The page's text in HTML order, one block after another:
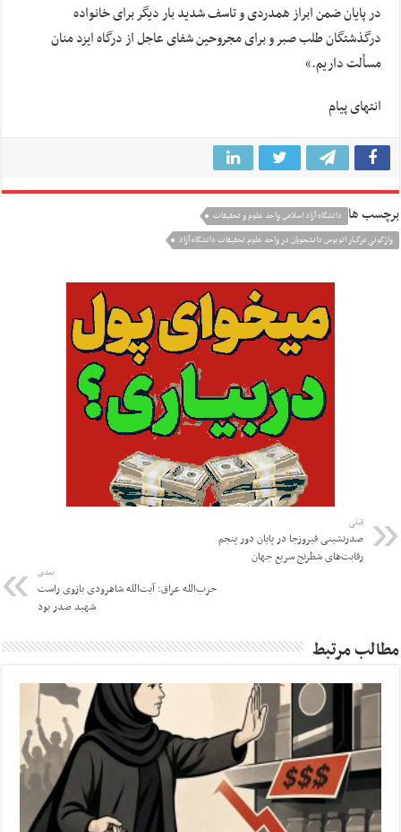
در پایان ضمن ابراز همدردی و تاسف شدید بار دیگر برای خانواده
درگذشتگان طلب صبر و برای مجروحین شفای عاجل از درگاه ایزد منان
مسألت داریم.»
انتهای پیام
برچسب ها دانشگاه آزاد اسلامي واحد علوم و تحقيقات
واژگونی مرگبار اتوبوس دانشجویان در واحد علوم تحقیقات دانشگاه آزاد
قبلی
صدرنشینی فیروزجا در پایان دور پنجم
رقابت‌های شطرنج سریع جهان
بعدی
حزب‌الله عراق: آیت‌الله شاهرودی بازوی راست
شهید صدر بود
مطالب مرتبط